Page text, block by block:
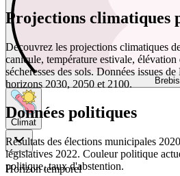
Climat
Horizon temporel
Projections climatiques
Découvrez les projections climatiques
canicule, température estivale,
sécheresses des sols. Données issues
horizons 2030, 2050 et 2100.
Données politiques
Résultats des élections municipales
législatives 2022. Couleur politique
politique, taux d'abstention.